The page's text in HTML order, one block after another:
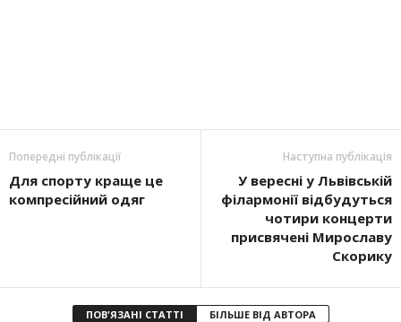
Попередні публікації
Для спорту краще це
компресійний одяг
Наступна публікація
У вересні у Львівській
філармонії відбудуться
чотири концерти
присвячені Мирославу
Скорику
ПОВ'ЯЗАНІ СТАТТІ БІЛЬШЕ ВІД АВТОРА